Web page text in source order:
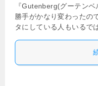
『Gutenberg(グーテン
勝手がかなり変わったの
タにしている人もいる